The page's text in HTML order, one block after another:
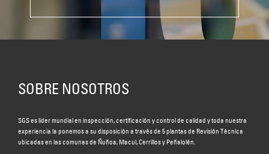
SOBRE NOSOTROS
SGS es líder mundial en inspección, certificación y control de calidad y toda nuestra
experiencia la ponemos a su disposición a través de 5 plantas de Revisión Técnica
ubicadas en las comunas de Ñuñoa, Macul, Cerrillos y Peñalolén.